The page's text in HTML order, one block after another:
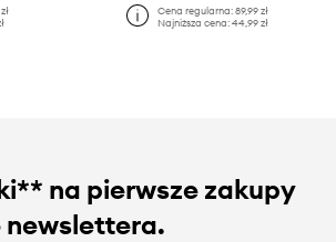
Cena regularna: 89,99 zł
Najniższa cena: 44,99 zł
na pierwsze zakupy
newslettera.